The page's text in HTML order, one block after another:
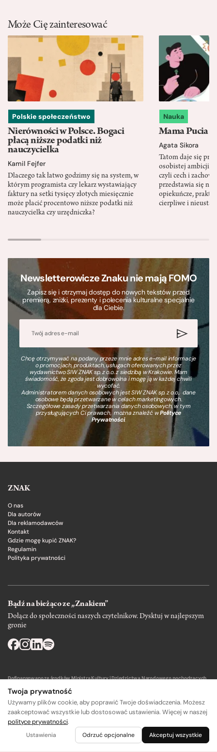
Może Cię zainteresować
Polskie społeczeństwo
Nierówności w Polsce. Bogaci
płacą niższe podatki niż
nauczycielka
Kamil Fejfer
Dlaczego tak łatwo godzimy się na system, w
którym programista czy lekarz wystawiający
faktury na setki tysięcy złotych miesięcznie
może płacić procentowo niższe podatki niż
nauczycielka czy urzędniczka?
Nauka
Mama Pucia
Agata Sikora
Tatom daje się
osobistej ambicji,
czyli cech i
przedstawia się
opiekuńcze,
cierpliwe i
Newsletterowicze Znaku nie mają FOMO
Zapisz się i otrzymaj dostęp do nowych tekstów przed
premierą, zniżki, prezenty i polecenia kulturalne specjalnie
dla Ciebie.
Chcę otrzymywać na podany przeze mnie adres e-mail informacje
o promocjach, produktach, usługach oferowanych przez
wydawnictwo SIW ZNAK sp. z o.o. z siedzibą w Krakowie. Mam
świadomość, że zgoda jest dobrowolna i mogę ją w każdej chwili
wycofać.
Administratorem danych osobowych jest SIW ZNAK sp. z o.o., dane
osobowe będą przetwarzane w celach marketingowych.
Szczegółowe zasady przetwarzania danych osobowych, w tym
przysługujących Ci prawach, można znaleźć wPolityce
Prywatności.
ZNAK
O nas
Dla autorów
Dla reklamodawców
Kontakt
Gdzie mogę kupić ZNAK?
Regulamin
Polityka prywatności
Bądź na bieżąco ze „Znakiem”
Dołącz do społeczności naszych czytelnikow. Dysktuj w najlepszym
gronie
Dofinansowano ze środków Ministra Kultury i Dziedzictwa Narodowego pochodzących
Wydawca: SIW Znak w Krakowie
Twoja prywatność
Używamy plików cookie, aby poprawić Twoje doświadczenia. Możesz
zaakceptować wszystkie lub dostosować ustawienia. Więcej w naszej
polityce prywatności.
Ustawienia Odrzuć opcjonalne Akceptuj wszystkie